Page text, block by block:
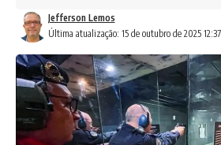
Última atualização: 15 de outubro de 2025
Jefferson Lemos